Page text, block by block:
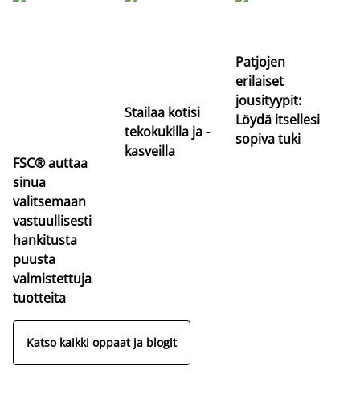
FSC® auttaa
sinua
valitsemaan
vastuullisesti
hankitusta
puusta
valmistettuja
tuotteita
Stailaa kotisi
tekokukilla ja -
kasveilla
Patjojen
erilaiset
jousityypit:
Löydä itsellesi
sopiva tuki
Katso kaikki oppaat ja blogit